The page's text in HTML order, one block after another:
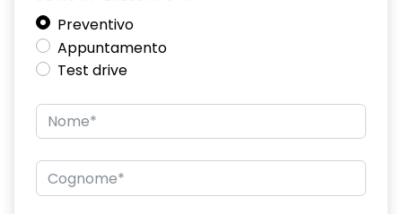
Driver display con schermo TFT da 3,5''
Eco Mode
compatibile 2G/3G o 4G/5G in base al veicolo
Firma luminosa pixelata con fari full LED
HARM03
Preventivo
Appuntamento
Test drive